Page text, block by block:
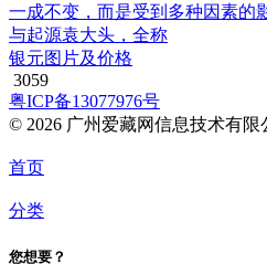
一成不变，而是受到多种因素的
与起源袁大头，全称
银元图片及价格
3059
粤ICP备13077976号
© 2026 广州爱藏网信息技术有限
首页
分类
您想要？